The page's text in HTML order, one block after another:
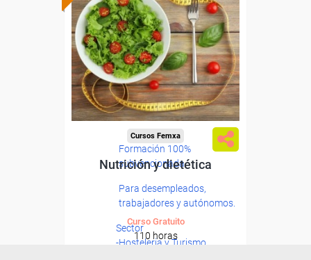
Formación 100%
subvencionada.
Para desempleados,
trabajadores y autónomos.
Sector
-Hosteleria y Turismo.
Cursos Femxa
Nutrición y dietética
Curso Gratuito
110 horas